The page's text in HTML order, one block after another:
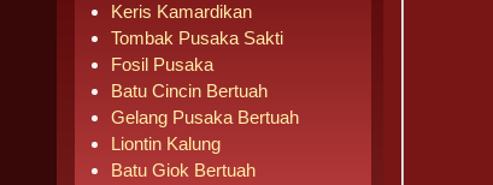
Keris Kamardikan
Tombak Pusaka Sakti
Fosil Pusaka
Batu Cincin Bertuah
Gelang Pusaka Bertuah
Liontin Kalung
Batu Giok Bertuah